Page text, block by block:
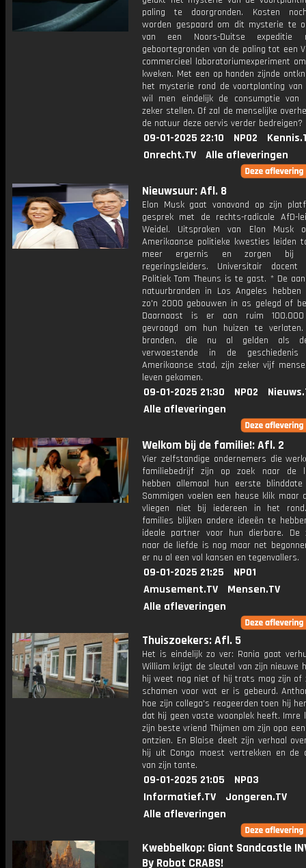
paling te doorgronden. Kosten
worden gespaard om dit mysterie te
van een Noors-Duitse expeditie
geboortegronden van de paling tot een
commercieel laboratoriumexperiment
kweken. Met een op handen zijnde
het mysterie rond de voortplanting van
wil men eindelijk de consumptie van
zeker stellen. Of zal de menselijke
de natuur deze oervis verder bedreigen?
09-01-2025 22:10 NPO2
Onrecht.TV
Alle afleveringen
Nieuwsuur: Afl. 8
Elon Musk gaat vanavond op zijn
gesprek met de rechts-radicale AfD-
Weidel. Uitspraken van Elon Musk
Amerikaanse politieke kwesties leiden
meer ergernis en zorgen bij
regeringsleiders. Universitair docent
Politiek Tom Theuns is te gast. * De
natuurbranden in Los Angeles hebben
zo'n 2000 gebouwen in as gelegd of
Daarnaast is er aan ruim 100.000
gevraagd om hun huizen te
branden, die nu al gelden als
verwoestende in de
Amerikaanse stad, zijn zeker vijf
leven gekomen.
09-01-2025 21:30 NPO2
Alle afleveringen
Welkom bij de familie!: Afl. 2
Vier zelfstandige ondernemers die
familiebedrijf zijn op zoek naar de
hebben allemaal hun eerste
Sommigen voelen een heuse klik maar
vliegen niet bij iedereen in het
families blijken andere ideeën te
ideale partner voor hun dierbare. De
naar de liefde is nog maar net
er nu al een vol kansen en tegenvallers.
09-01-2025 21:25
NPO1
Amusement.TV
Mensen.TV
Alle afleveringen
Thuiszoekers: Afl. 5
Het is eindelijk zo ver: Rania gaat
William krijgt de sleutel van zijn nieuwe
hij weet nog niet of hij trots mag zijn of
schamen voor wat er is gebeurd.
hoe zijn collega's reageerden toen hij
dat hij geen vaste woonplek heeft. Imre
zijn beste vriend Thijmen om zijn opa
ontzien. En Blaise deelt zijn verhaal
hij uit Congo moest vertrekken en de
van zijn tante.
09-01-2025 21:05
NPO3
Informatief.TV
Jongeren.TV
Alle afleveringen
Kwebbelkop: Giant Sandcastle
By Robot CRABS!